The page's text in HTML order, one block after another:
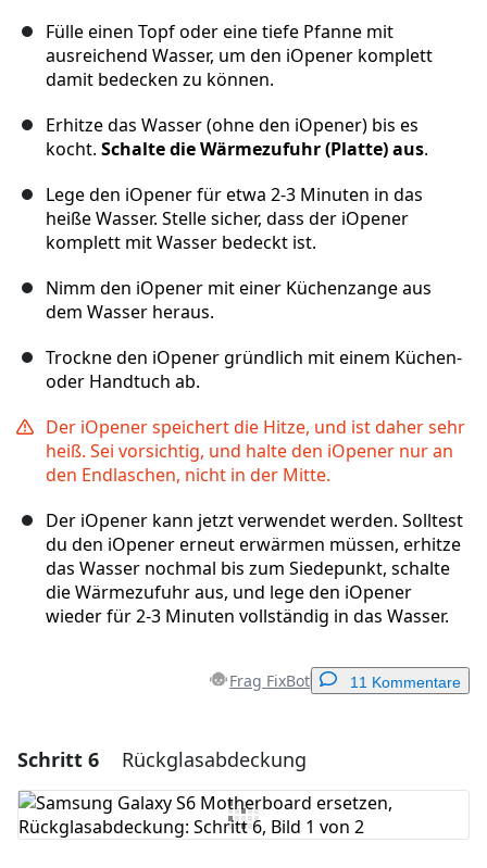
Fülle einen Topf oder eine tiefe Pfanne mit
ausreichend Wasser, um den iOpener komplett
damit bedecken zu können.
Erhitze das Wasser (ohne den iOpener) bis es
kocht. Schalte die Wärmezufuhr (Platte) aus.
Lege den iOpener für etwa 2-3 Minuten in das
heiße Wasser. Stelle sicher, dass der iOpener
komplett mit Wasser bedeckt ist.
Nimm den iOpener mit einer Küchenzange aus
dem Wasser heraus.
Trockne den iOpener gründlich mit einem Küchen-
oder Handtuch ab.
Der iOpener speichert die Hitze, und ist daher sehr
heiß. Sei vorsichtig, und halte den iOpener nur an
den Endlaschen, nicht in der Mitte.
Der iOpener kann jetzt verwendet werden. Solltest
du den iOpener erneut erwärmen müssen, erhitze
das Wasser nochmal bis zum Siedepunkt, schalte
die Wärmezufuhr aus, und lege den iOpener
wieder für 2-3 Minuten vollständig in das Wasser.
Frag FixBot 11 Kommentare
Einen Kommentar hinzufügen
Kommentar hinzufügen
Schritt 6 Rückglasabdeckung